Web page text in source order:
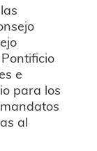
e
para los
al